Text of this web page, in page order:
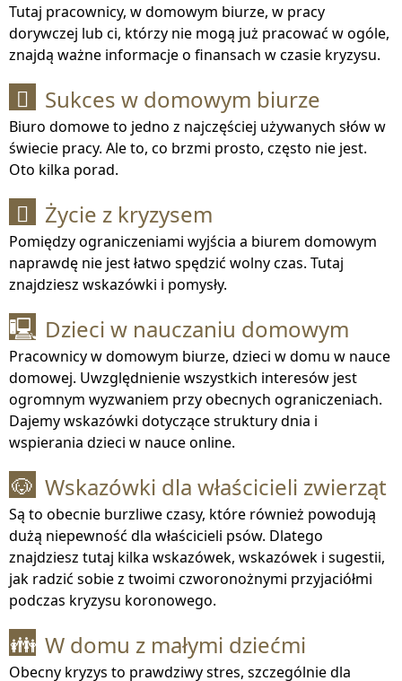
Tutaj pracownicy, w domowym biurze, w pracy
dorywczej lub ci, którzy nie mogą już pracować w ogóle,
znajdą ważne informacje o finansach w czasie kryzysu.
 Sukces w domowym biurze
Biuro domowe to jedno z najczęściej używanych słów w
świecie pracy. Ale to, co brzmi prosto, często nie jest.
Oto kilka porad.
 Życie z kryzysem
Pomiędzy ograniczeniami wyjścia a biurem domowym
naprawdę nie jest łatwo spędzić wolny czas. Tutaj
znajdziesz wskazówki i pomysły.
🖳 Dzieci w nauczaniu domowym
Pracownicy w domowym biurze, dzieci w domu w nauce
domowej. Uwzględnienie wszystkich interesów jest
ogromnym wyzwaniem przy obecnych ograniczeniach.
Dajemy wskazówki dotyczące struktury dnia i
wspierania dzieci w nauce online.
🐶 Wskazówki dla właścicieli zwierząt
Są to obecnie burzliwe czasy, które również powodują
dużą niepewność dla właścicieli psów. Dlatego
znajdziesz tutaj kilka wskazówek, wskazówek i sugestii,
jak radzić sobie z twoimi czworonożnymi przyjaciółmi
podczas kryzysu koronowego.
👪 W domu z małymi dziećmi
Obecny kryzys to prawdziwy stres, szczególnie dla